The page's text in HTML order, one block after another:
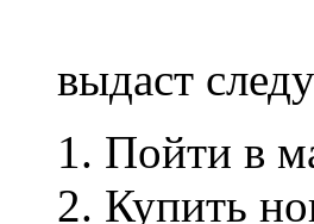
выдаст
Пойти в
Купить